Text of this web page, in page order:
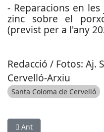
- Reparacions en
zinc sobre el
(previst per a l'any
Redacció / Fotos: Aj.
Cervelló-Arxiu
Santa Coloma de Cervelló
Article anterior: Les
Ant